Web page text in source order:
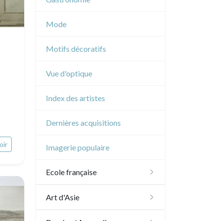
Musique
Cirque
Mode
Motifs décoratifs
Vue d'optique
Index des artistes
Dernières acquisitions
Imagerie populaire
Ecole française
XVI - XVII°
Art d'Asie